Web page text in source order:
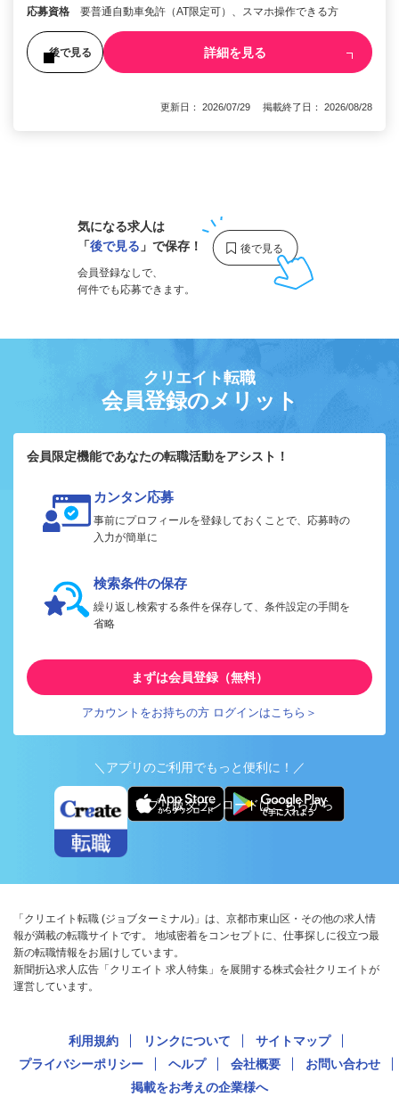
応募資格 要普通自動車免許（AT限定可）、スマホ操作できる方
後で見る 詳細を見る
更新日： 2026/07/29 掲載終了日： 2026/08/28
気になる求人は
「後で見る 」で保存！
会員登録なしで、
何件でも応募できます。
クリエイト転職
会員登録のメリット
会員限定機能であなたの転職活動をアシスト！
カンタン応募
事前にプロフィールを登録しておくことで、応募時の
入力が簡単に
検索条件の保存
繰り返し検索する条件を保存して、条件設定の手間を
省略
まずは会員登録（無料）
アカウントをお持ちの方 ログインはこちら＞
＼アプリのご利用でもっと便利に！／
アプリ版ダウンロードはこちらから
「クリエイト転職 (ジョブターミナル)」は、京都市東山区・その他の求人情
報が満載の転職サイトです。 地域密着をコンセプトに、仕事探しに役立つ最
新の転職情報をお届けしています。
新聞折込求人広告「クリエイト 求人特集」を展開する株式会社クリエイトが
運営しています。
利用規約 リンクについて
サイトマップ
プライバシーポリシー
ヘルプ 会社概要
お問い合わせ
掲載をお考えの企業様へ